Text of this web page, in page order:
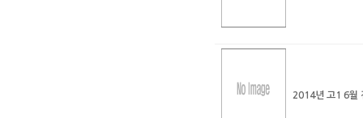
2014년 고1 6월